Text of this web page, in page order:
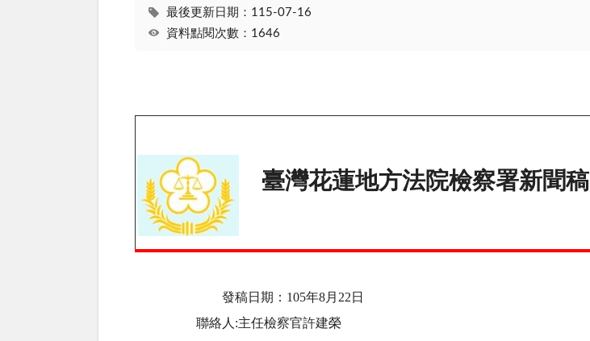
最後更新日期：115-07-16
資料點閱次數：1646
臺灣花蓮地方法院檢察署新聞稿
發稿日期： 105年8月22日
聯絡人:主任檢察官許建榮